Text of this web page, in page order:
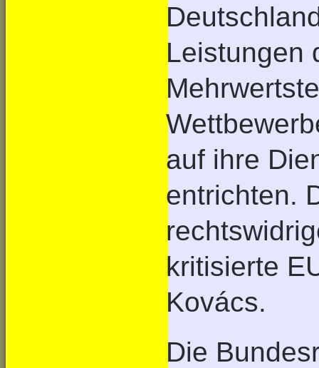
Leistungen
auf ihre
entrichten.
kritisierte
Kovács.
Die